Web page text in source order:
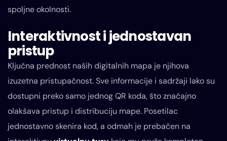
spoljne okolnosti.
Interaktivnost i jednostavan
pristup
Ključna prednost naših digitalnih mapa je njihova
izuzetna pristupačnost. Sve informacije i sadržaji lako su
dostupni preko samo jednog QR koda, što značajno
olakšava pristup i distribuciju mape. Posetilac
jednostavno skenira kod, a odmah je prebačen na